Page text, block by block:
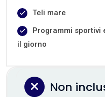
Teli mare
Programmi sportivi
il giorno
Non